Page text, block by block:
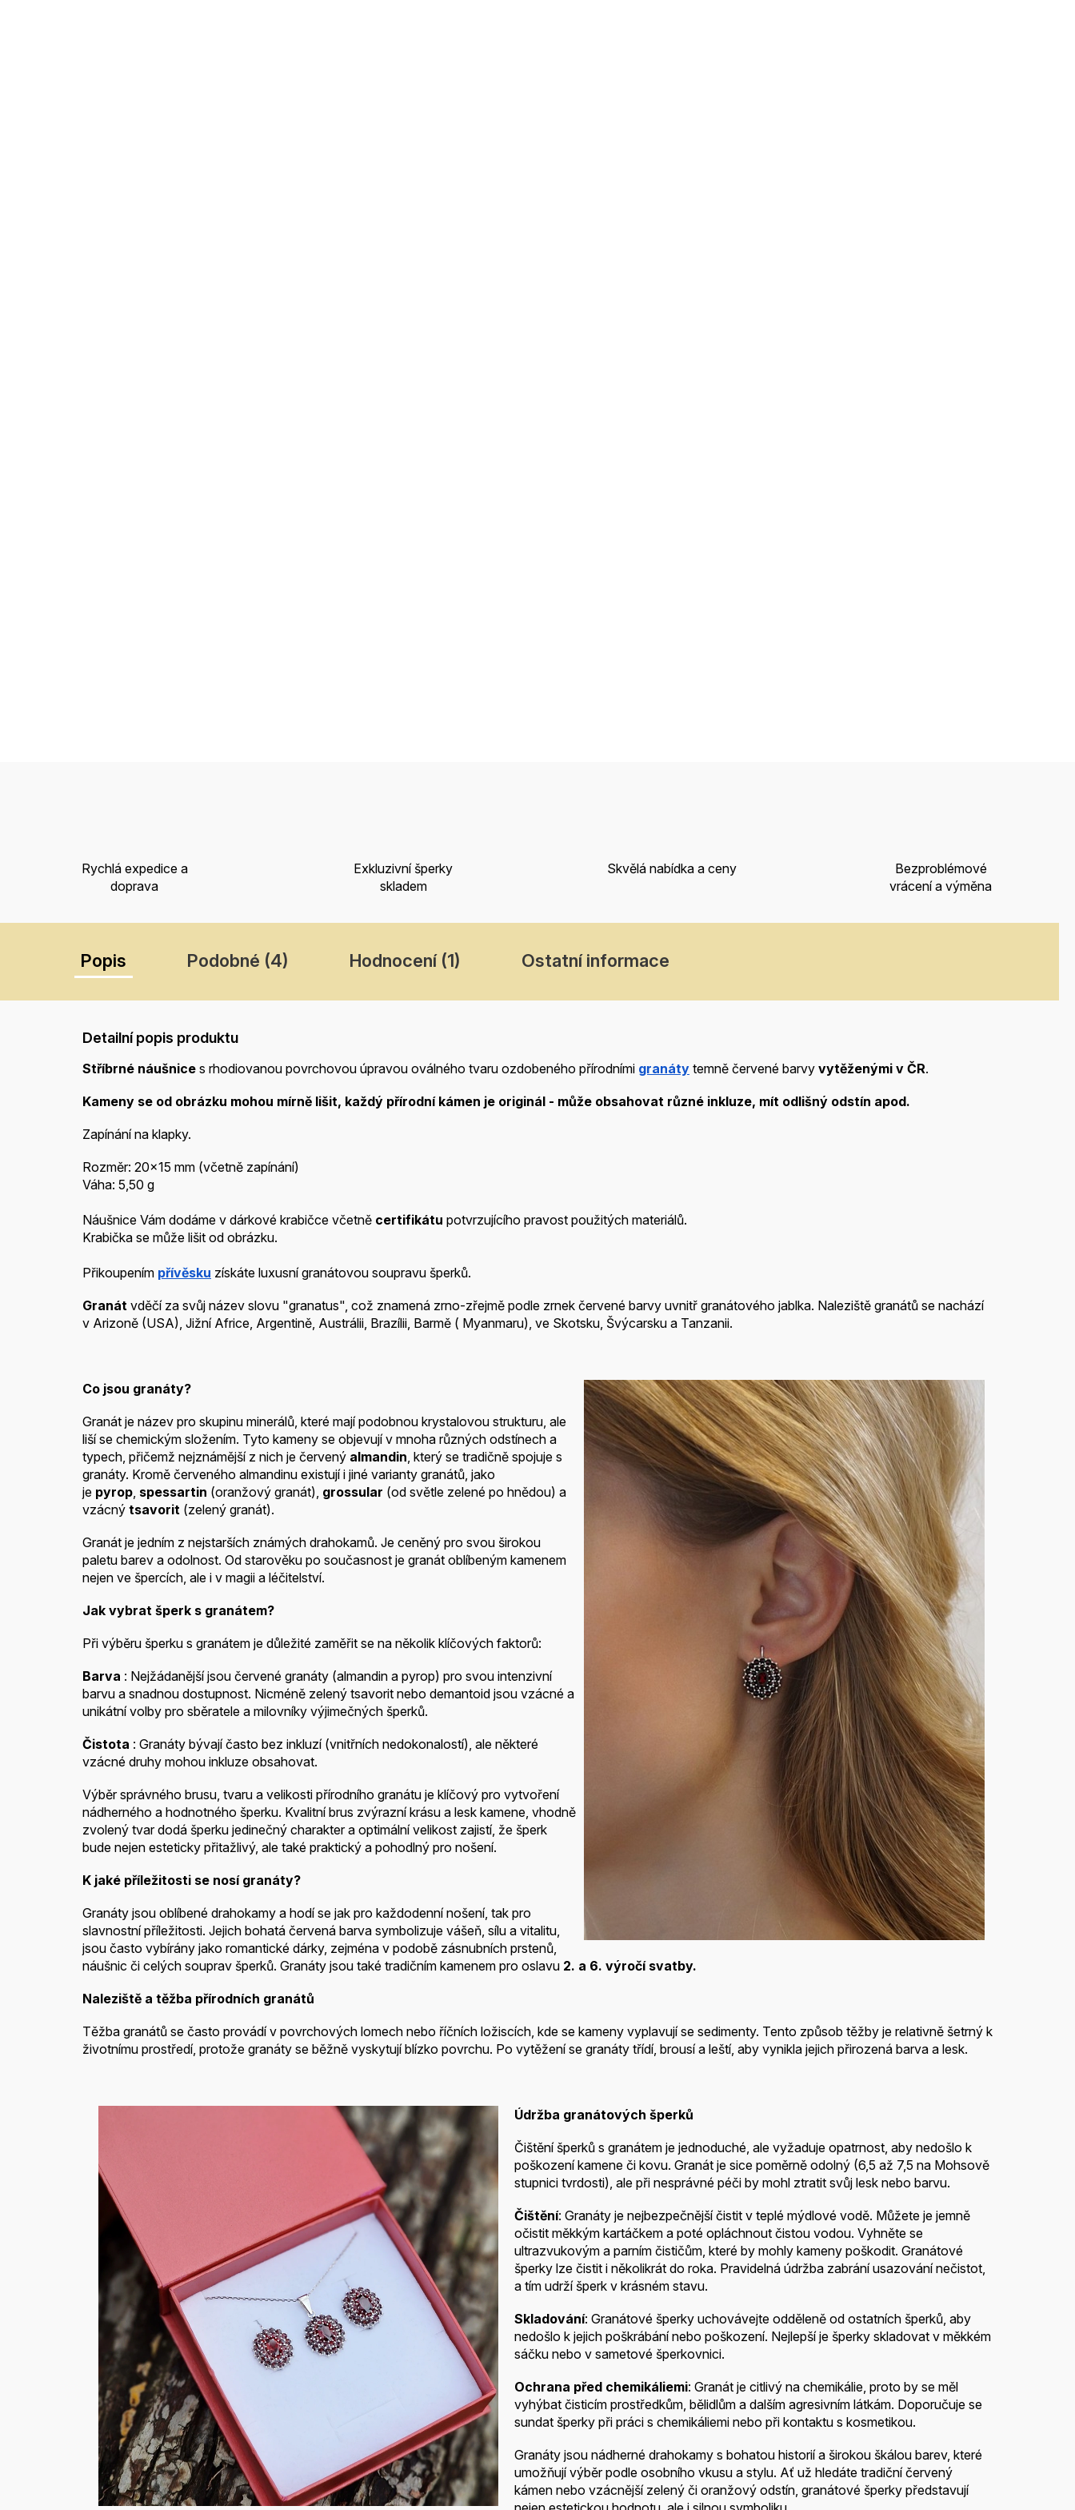
Rychlá expedice a
doprava
Exkluzivní šperky
skladem
Skvělá nabídka a ceny
Bezproblémové
vrácení a výměna
Popis Podobné (4) Hodnocení (1) Ostatní informace
Detailní popis produktu
Stříbrné náušnice s rhodiovanou povrchovou úpravou oválného tvaru ozdobeného přírodními granáty temně červené barvy vytěženými v ČR.
Kameny se od obrázku mohou mírně lišit, každý přírodní kámen je originál - může obsahovat různé inkluze, mít odlišný odstín apod.
Zapínání na klapky.
Rozměr: 20x15 mm (včetně zapínání)
Váha: 5,50 g
Náušnice Vám dodáme v dárkové krabičce včetně certifikátu potvrzujícího pravost použitých materiálů.
Krabička se může lišit od obrázku.
Přikoupením přívěsku získáte luxusní granátovou soupravu šperků.
Granát vděčí za svůj název slovu "granatus", což znamená zrno-zřejmě podle zrnek červené barvy uvnitř granátového jablka. Naleziště granátů se nachází
v Arizoně (USA), Jižní Africe, Argentině, Austrálii, Brazílii, Barmě ( Myanmaru), ve Skotsku, Švýcarsku a Tanzanii.
Co jsou granáty?
Granát je název pro skupinu minerálů, které mají podobnou krystalovou strukturu, ale
liší se chemickým složením. Tyto kameny se objevují v mnoha různých odstínech a
typech, přičemž nejznámější z nich je červený almandin, který se tradičně spojuje s
granáty. Kromě červeného almandinu existují i ​​jiné varianty granátů, jako
je pyrop, spessartin (oranžový granát), grossular (od světle zelené po hnědou) a
vzácný tsavorit (zelený granát).
Granát je jedním z nejstarších známých drahokamů. Je ceněný pro svou širokou
paletu barev a odolnost. Od starověku po současnost je granát oblíbeným kamenem
nejen ve špercích, ale i v magii a léčitelství.
Jak vybrat šperk s granátem?
Při výběru šperku s granátem je důležité zaměřit se na několik klíčových faktorů:
Barva : Nejžádanější jsou červené granáty (almandin a pyrop) pro svou intenzivní
barvu a snadnou dostupnost. Nicméně zelený tsavorit nebo demantoid jsou vzácné a
unikátní volby pro sběratele a milovníky výjimečných šperků.
Čistota : Granáty bývají často bez inkluzí (vnitřních nedokonalostí), ale některé
vzácné druhy mohou inkluze obsahovat.
Výběr správného brusu, tvaru a velikosti přírodního granátu je klíčový pro vytvoření
nádherného a hodnotného šperku. Kvalitní brus zvýrazní krásu a lesk kamene, vhodně
zvolený tvar dodá šperku jedinečný charakter a optimální velikost zajistí, že šperk
bude nejen esteticky přitažlivý, ale také praktický a pohodlný pro nošení.
K jaké příležitosti se nosí granáty?
Granáty jsou oblíbené drahokamy a hodí se jak pro každodenní nošení, tak pro
slavnostní příležitosti. Jejich bohatá červená barva symbolizuje vášeň, sílu a vitalitu,
jsou často vybírány jako romantické dárky, zejména v podobě zásnubních prstenů,
náušnic či celých souprav šperků. Granáty jsou také tradičním kamenem pro oslavu 2. a 6. výročí svatby.
Naleziště a těžba přírodních granátů
Těžba granátů se často provádí v povrchových lomech nebo říčních ložiscích, kde se kameny vyplavují se sedimenty. Tento způsob těžby je relativně šetrný k
životnímu prostředí, protože granáty se běžně vyskytují blízko povrchu. Po vytěžení se granáty třídí, brousí a leští, aby vynikla jejich přirozená barva a lesk.
Údržba granátových šperků
Čištění šperků s granátem je jednoduché, ale vyžaduje opatrnost, aby nedošlo k
poškození kamene či kovu. Granát je sice poměrně odolný (6,5 až 7,5 na Mohsově
stupnici tvrdosti), ale při nesprávné péči by mohl ztratit svůj lesk nebo barvu.
Čištění: Granáty je nejbezpečnější čistit v teplé mýdlové vodě. Můžete je jemně
očistit měkkým kartáčkem a poté opláchnout čistou vodou. Vyhněte se
ultrazvukovým a parním čističům, které by mohly kameny poškodit. Granátové
šperky lze čistit i několikrát do roka. Pravidelná údržba zabrání usazování nečistot,
a tím udrží šperk v krásném stavu.
Skladování: Granátové šperky uchovávejte odděleně od ostatních šperků, aby
nedošlo k jejich poškrábání nebo poškození. Nejlepší je šperky skladovat v měkkém
sáčku nebo v sametové šperkovnici.
Ochrana před chemikáliemi: Granát je citlivý na chemikálie, proto by se měl
vyhýbat čisticím prostředkům, bělidlům a dalším agresivním látkám. Doporučuje se
sundat šperky při práci s chemikáliemi nebo při kontaktu s kosmetikou.
Granáty jsou nádherné drahokamy s bohatou historií a širokou škálou barev, které
umožňují výběr podle osobního vkusu a stylu. Ať už hledáte tradiční červený
kámen nebo vzácnější zelený či oranžový odstín, granátové šperky představují